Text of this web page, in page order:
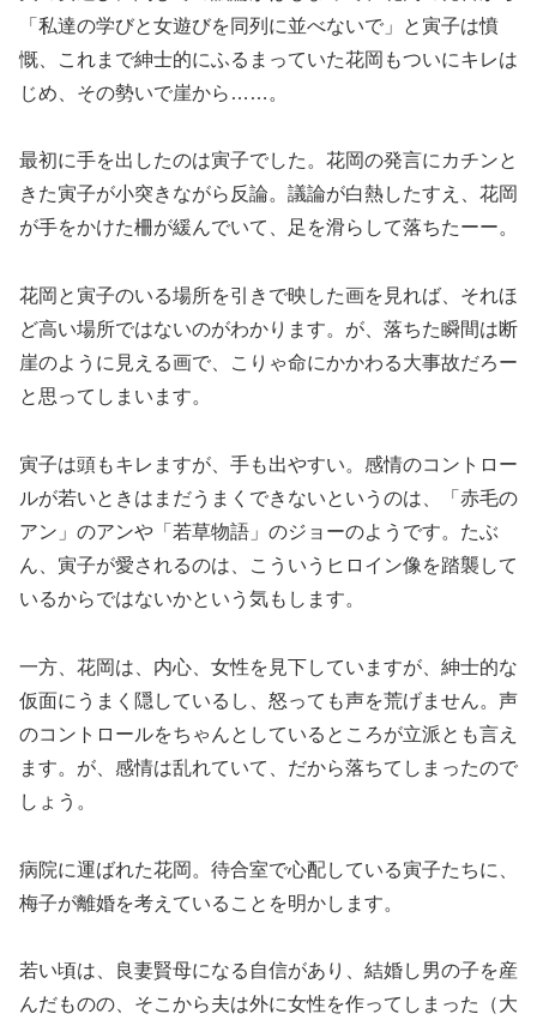
「私達の学びと女遊びを同列に並べないで」と寅子は憤
慨、これまで紳士的にふるまっていた花岡もついにキレは
じめ、その勢いで崖から……。
最初に手を出したのは寅子でした。花岡の発言にカチンと
きた寅子が小突きながら反論。議論が白熱したすえ、花岡
が手をかけた柵が緩んでいて、足を滑らして落ちたーー。
花岡と寅子のいる場所を引きで映した画を見れば、それほ
ど高い場所ではないのがわかります。が、落ちた瞬間は断
崖のように見える画で、こりゃ命にかかわる大事故だろー
と思ってしまいます。
寅子は頭もキレますが、手も出やすい。感情のコントロー
ルが若いときはまだうまくできないというのは、「赤毛の
アン」のアンや「若草物語」のジョーのようです。たぶ
ん、寅子が愛されるのは、こういうヒロイン像を踏襲して
いるからではないかという気もします。
一方、花岡は、内心、女性を見下していますが、紳士的な
仮面にうまく隠しているし、怒っても声を荒げません。声
のコントロールをちゃんとしているところが立派とも言え
ます。が、感情は乱れていて、だから落ちてしまったので
しょう。
病院に運ばれた花岡。待合室で心配している寅子たちに、
梅子が離婚を考えていることを明かします。
若い頃は、良妻賢母になる自信があり、結婚し男の子を産
んだものの、そこから夫は外に女性を作ってしまった（大